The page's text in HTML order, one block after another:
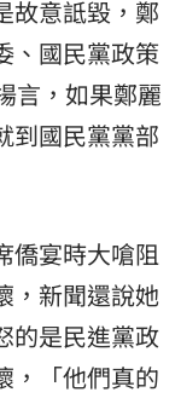
故意詆毀，鄭
、國民黨政策
言，如果鄭麗
到國民黨黨部
僑宴時大嗆阻
，新聞還說她
的是民進黨政
，「他們真的